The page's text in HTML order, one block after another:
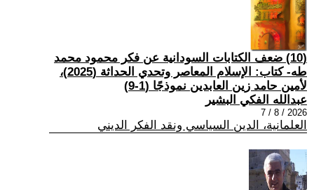
(10) ضعف الكتابات السودانية عن فكر محمود محمد
طه- كتاب: الإسلام المعاصر وتحدي الحداثة (2025)،
لأمين حامد زين العابدين نموذجًا (1-9)
عبدالله الفكي البشير
2026 / 8 / 7
العلمانية، الدين السياسي ونقد الفكر الديني